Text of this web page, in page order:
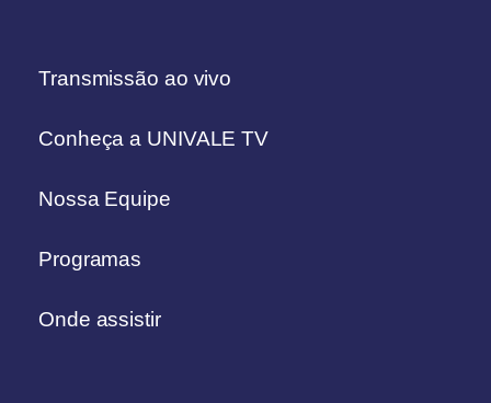
Transmissão ao vivo
Conheça a UNIVALE TV
Nossa Equipe
Programas
Onde assistir